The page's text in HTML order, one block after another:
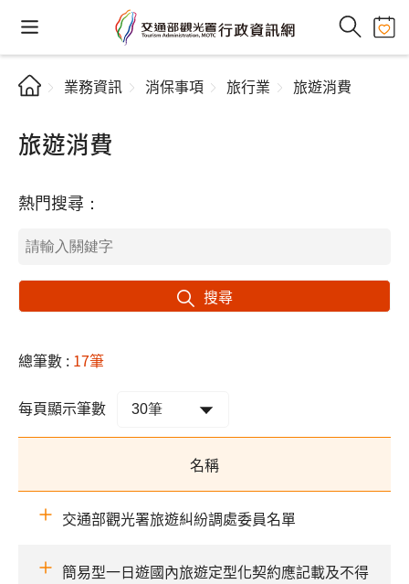
業務資訊 消保事項 旅行業 旅遊消費
旅遊消費
熱門搜尋：
搜尋
總筆數 : 17筆
每頁顯示筆數
名稱
交通部觀光署旅遊糾紛調處委員名單
簡易型一日遊國內旅遊定型化契約應記載及不得